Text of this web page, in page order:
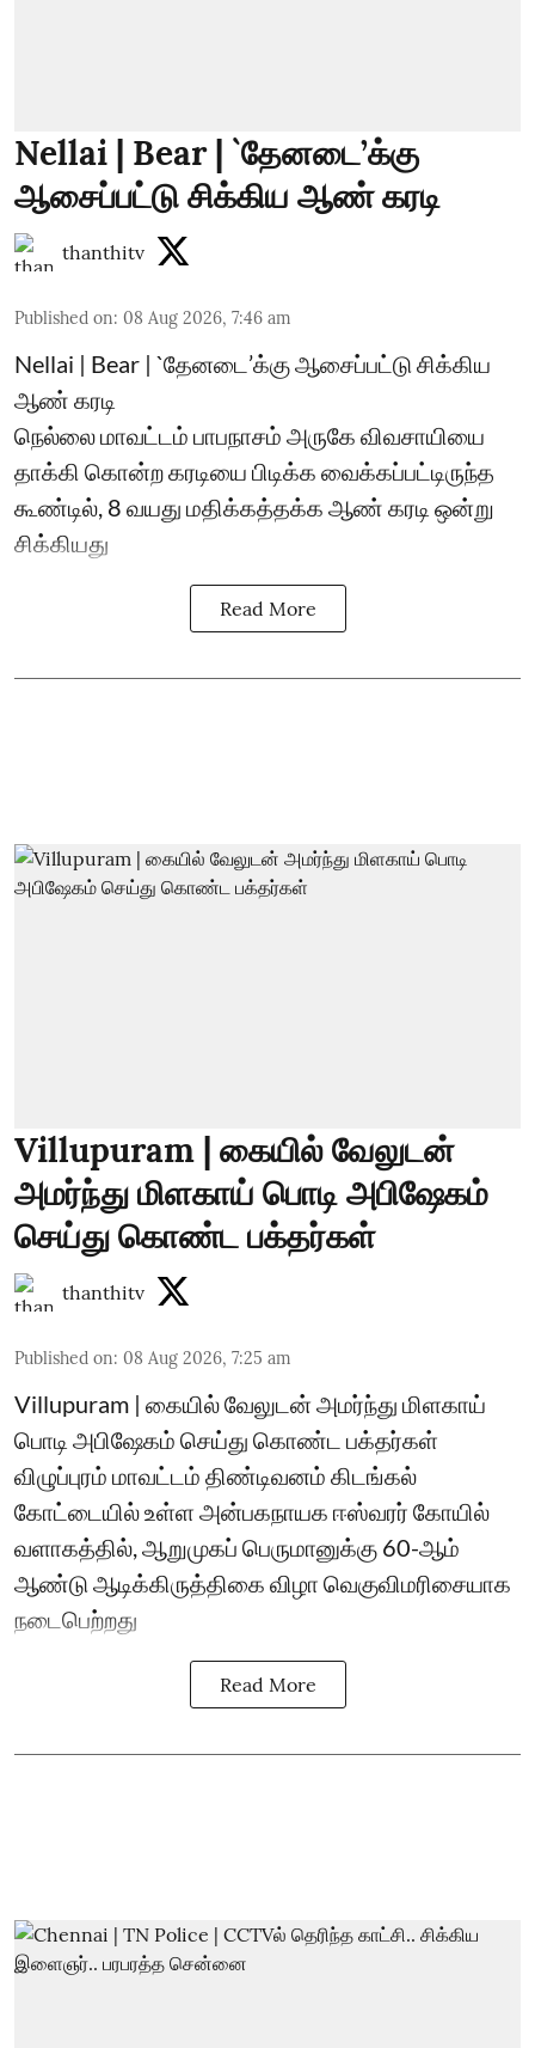
Nellai | Bear | `தேனடை’க்கு
ஆசைப்பட்டு சிக்கிய ஆண் கரடி
thanthitv
Published on: 08 Aug 2026, 7:46 am
Nellai | Bear | `தேனடை’க்கு ஆசைப்பட்டு சிக்கிய
ஆண் கரடி
நெல்லை மாவட்டம் பாபநாசம் அருகே விவசாயியை
தாக்கி கொன்ற கரடியை பிடிக்க வைக்கப்பட்டிருந்த
கூண்டில், 8 வயது மதிக்கத்தக்க ஆண் கரடி ஒன்று
சிக்கியது
Read More
Villupuram | கையில் வேலுடன்
அமர்ந்து மிளகாய் பொடி அபிஷேகம்
செய்து கொண்ட பக்தர்கள்
thanthitv
Published on: 08 Aug 2026, 7:25 am
Villupuram | கையில் வேலுடன் அமர்ந்து மிளகாய்
பொடி அபிஷேகம் செய்து கொண்ட பக்தர்கள்
விழுப்புரம் மாவட்டம் திண்டிவனம் கிடங்கல்
கோட்டையில் உள்ள அன்பகநாயக ஈஸ்வரர் கோயில்
வளாகத்தில், ஆறுமுகப் பெருமானுக்கு 60-ஆம்
ஆண்டு ஆடிக்கிருத்திகை விழா வெகுவிமரிசையாக
நடைபெற்றது
Read More